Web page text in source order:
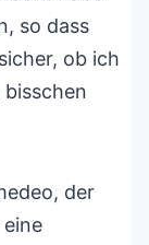
so dass
ob ich
der